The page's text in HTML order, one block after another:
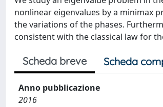
nonlinear eigenvalues by a minimax
the variations of the phases.
consistent with the classical law for
Scheda breve Scheda
Anno pubblicazione
2016